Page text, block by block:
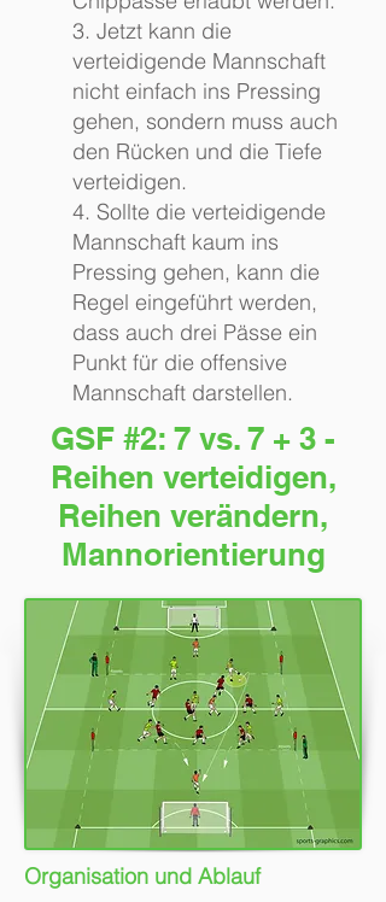
3. Jetzt kann die
verteidigende Mannschaft
nicht einfach ins Pressing
gehen, sondern muss auch
den Rücken und die Tiefe
verteidigen.
4. Sollte die verteidigende
Mannschaft kaum ins
Pressing gehen, kann die
Regel eingeführt werden,
dass auch drei Pässe ein
Punkt für die offensive
Mannschaft darstellen.
GSF #2: 7 vs. 7 + 3 -
Reihen verteidigen,
Reihen verändern,
Mannorientierung
Organisation und Ablauf